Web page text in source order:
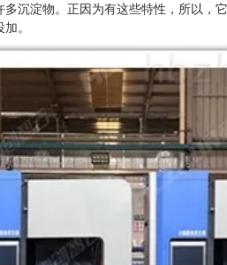
沉淀物。正因为有这些特性，所以，
。